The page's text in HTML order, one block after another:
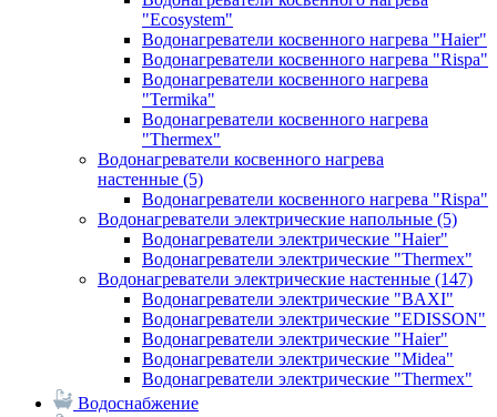
"Ecosystem"
Водонагреватели косвенного нагрева "Haier"
Водонагреватели косвенного нагрева "Rispa"
Водонагреватели косвенного нагрева
"Termika"
Водонагреватели косвенного нагрева
"Thermex"
Водонагреватели косвенного нагрева
настенные (5)
Водонагреватели косвенного нагрева "Rispa"
Водонагреватели электрические напольные (5)
Водонагреватели электрические "Haier"
Водонагреватели электрические "Thermex"
Водонагреватели электрические настенные (147)
Водонагреватели электрические "BAXI"
Водонагреватели электрические "EDISSON"
Водонагреватели электрические "Haier"
Водонагреватели электрические "Midea"
Водонагреватели электрические "Thermex"
Водоснабжение